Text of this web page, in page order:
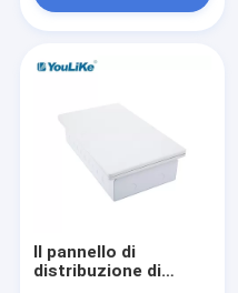
Scatola di monofase
Scatola impermeabile di
Scatola di
Il pannello di
distribuzione di